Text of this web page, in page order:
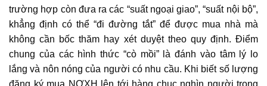
trường hợp còn đưa ra các “suất ngoại giao”, “suất nội bộ”,
khẳng định có thể “đi đường tắt” để được mua nhà mà
không cần bốc thăm hay xét duyệt theo quy định. Điểm
chung của các hình thức “cò mồi” là đánh vào tâm lý lo
lắng và nôn nóng của người có nhu cầu. Khi biết số lượng
đăng ký mua NƠXH lên tới hàng chục nghìn người trong